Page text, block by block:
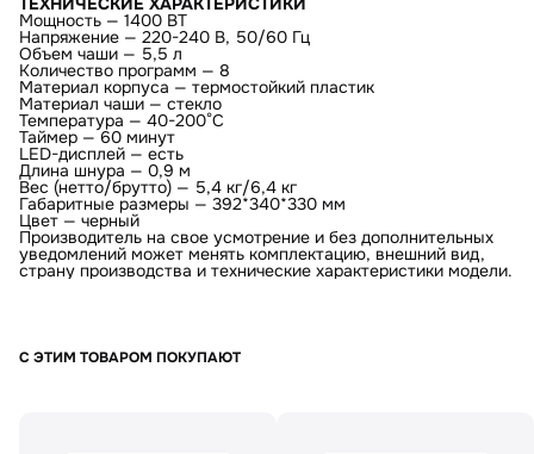
Мощность — 1400 ВТ
Напряжение — 220-240 В, 50/60 Гц
Объем чаши — 5,5 л
Количество программ — 8
Материал корпуса — термостойкий пластик
Материал чаши — стекло
Температура — 40-200°С
Таймер — 60 минут
LED-дисплей — есть
Длина шнура — 0,9 м
Вес (нетто/брутто) — 5,4 кг/6,4 кг
Габаритные размеры — 392*340*330 мм
Цвет — черный
Производитель на свое усмотрение и без дополнительных
уведомлений может менять комплектацию, внешний вид,
страну производства и технические характеристики модели.
С ЭТИМ ТОВАРОМ ПОКУПАЮТ